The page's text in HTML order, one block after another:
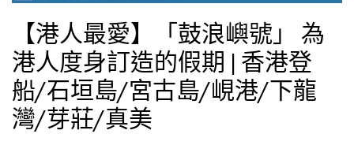
【港人最愛】「鼓浪嶼號」 為
港人度身訂造的假期 | 香港登
船/石垣島/宮古島/峴港/下龍
灣/芽莊/真美